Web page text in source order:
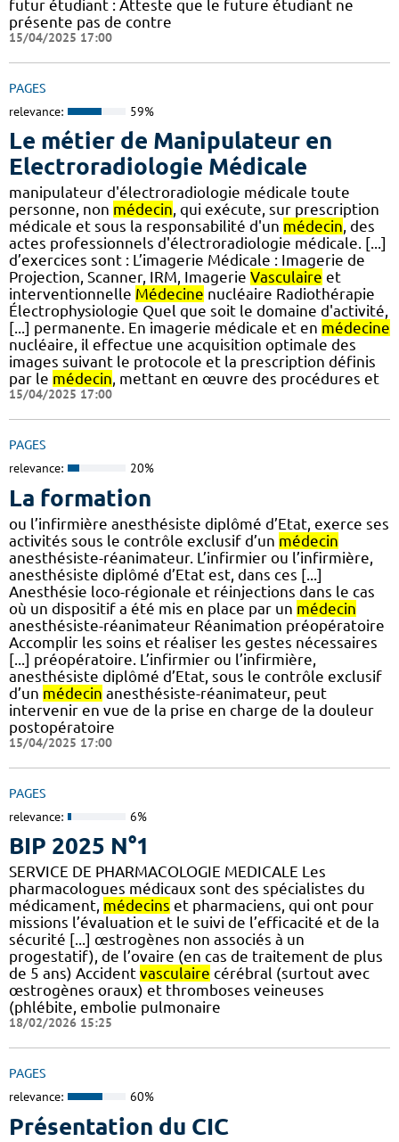
futur étudiant : Atteste que le future étudiant ne
présente pas de contre
15/04/2025 17:00
PAGES
relevance: 59%
Le métier de Manipulateur en
Electroradiologie Médicale
manipulateur d'électroradiologie médicale toute
personne, non médecin, qui exécute, sur prescription
médicale et sous la responsabilité d'un médecin, des
actes professionnels d'électroradiologie médicale. [...]
d’exercices sont : L’imagerie Médicale : Imagerie de
Projection, Scanner, IRM, Imagerie Vasculaire et
interventionnelle Médecine nucléaire Radiothérapie
Électrophysiologie Quel que soit le domaine d'activité,
[...] permanente. En imagerie médicale et en médecine
nucléaire, il effectue une acquisition optimale des
images suivant le protocole et la prescription définis
par le médecin, mettant en œuvre des procédures et
15/04/2025 17:00
PAGES
relevance: 20%
La formation
ou l’infirmière anesthésiste diplômé d’Etat, exerce ses
activités sous le contrôle exclusif d’un médecin
anesthésiste-réanimateur. L’infirmier ou l’infirmière,
anesthésiste diplômé d’Etat est, dans ces [...]
Anesthésie loco-régionale et réinjections dans le cas
où un dispositif a été mis en place par un médecin
anesthésiste-réanimateur Réanimation préopératoire
Accomplir les soins et réaliser les gestes nécessaires
[...] préopératoire. L’infirmier ou l’infirmière,
anesthésiste diplômé d’Etat, sous le contrôle exclusif
d’un médecin anesthésiste-réanimateur, peut
intervenir en vue de la prise en charge de la douleur
postopératoire
15/04/2025 17:00
PAGES
relevance: 6%
BIP 2025 N°1
SERVICE DE PHARMACOLOGIE MEDICALE Les
pharmacologues médicaux sont des spécialistes du
médicament, médecins et pharmaciens, qui ont pour
missions l’évaluation et le suivi de l’efficacité et de la
sécurité [...] œstrogènes non associés à un
progestatif), de l’ovaire (en cas de traitement de plus
de 5 ans) Accident vasculaire cérébral (surtout avec
œstrogènes oraux) et thromboses veineuses
(phlébite, embolie pulmonaire
18/02/2026 15:25
PAGES
relevance: 60%
Présentation du CIC